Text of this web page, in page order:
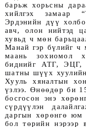
барьж хорьсны
хийлгэх замаар
Эрдэнийн дүү
авч, олон нийтэд
хувьд ч мөн
Манай гэр бүлийг ч
маань зохиомол
биднийг АТГ, ЭЦГ,
шатны шүүх хуулийн
Хууль хяналтын
үзлээ. Өнөөдөр би
босгосон энэ
сүрдүүлэн
даргын хөрөнгө юм
бол төрийн